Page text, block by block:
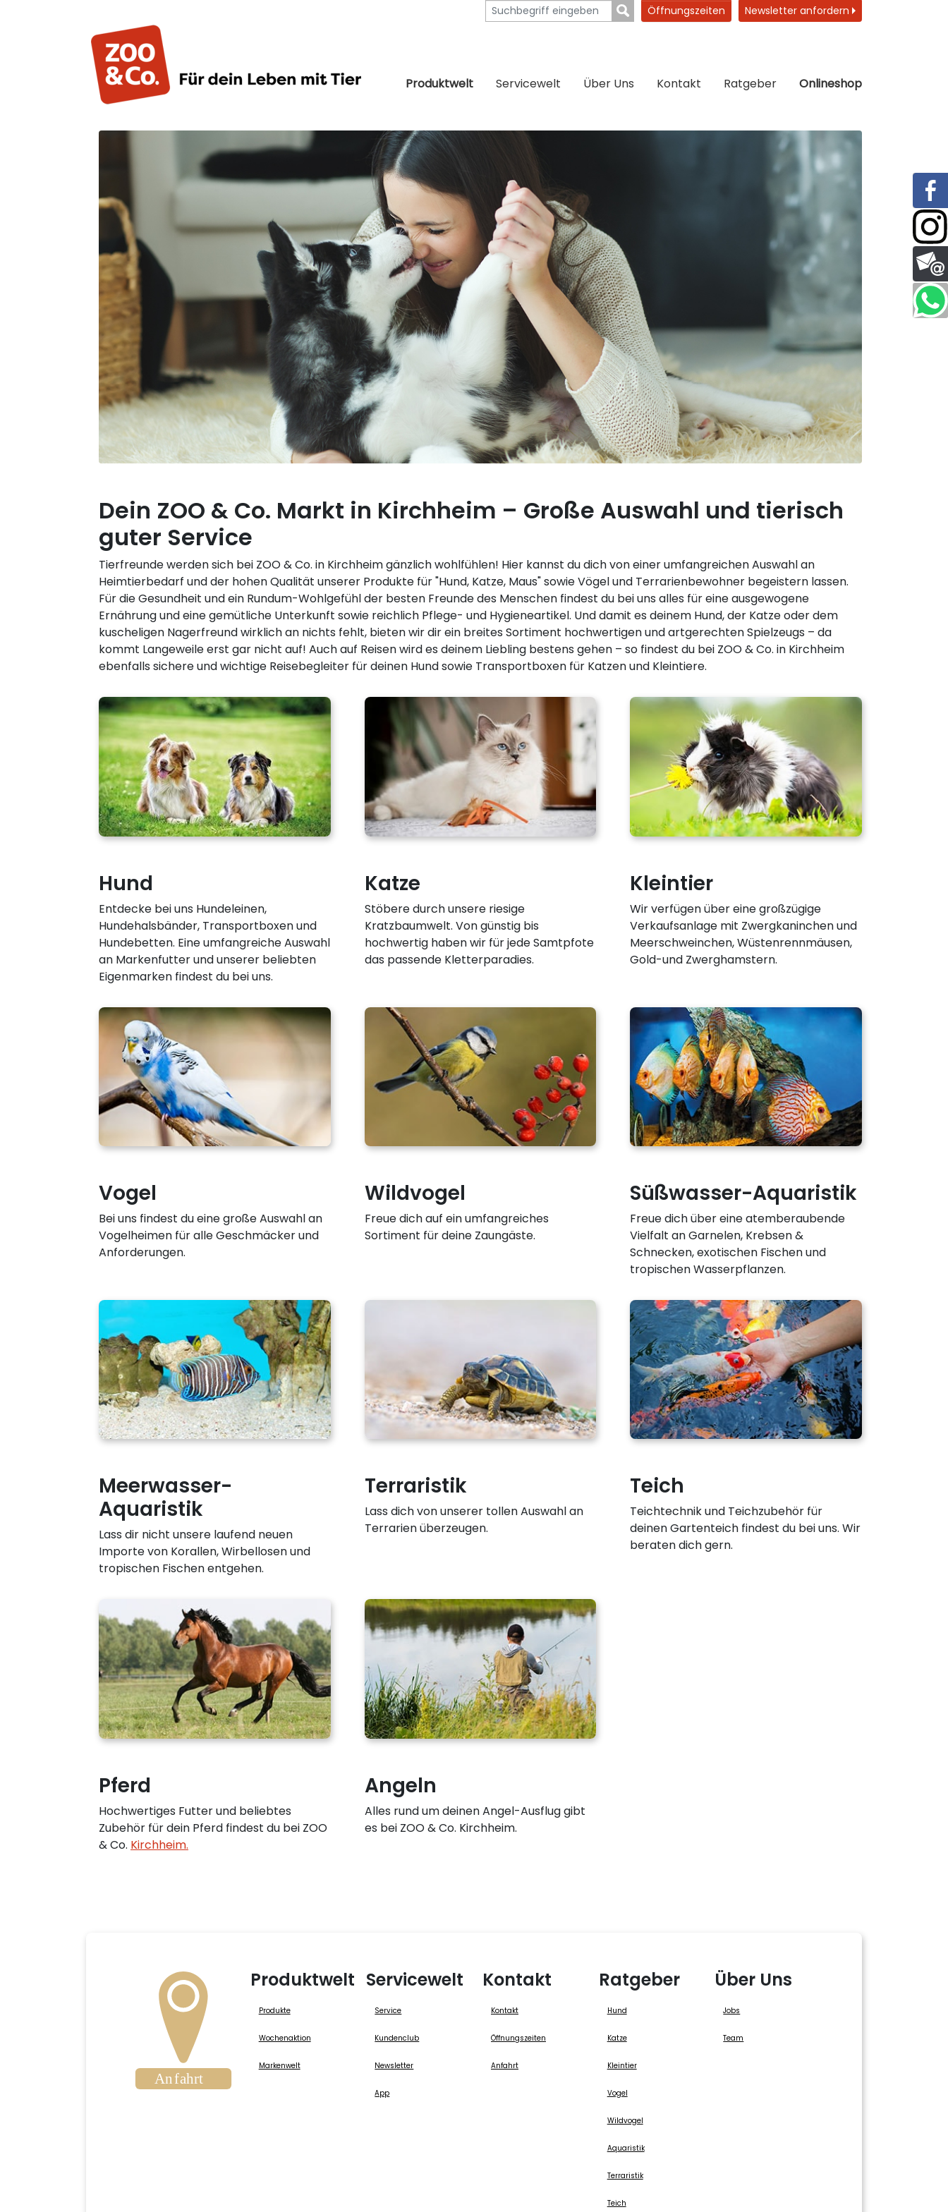
Öffnungszeiten Newsletter anfordern
Produktwelt Servicewelt Über Uns Kontakt Ratgeber Onlineshop
Dein ZOO & Co. Markt in Kirchheim – Große Auswahl und tierisch
guter Service
Tierfreunde werden sich bei ZOO & Co. in Kirchheim gänzlich wohlfühlen! Hier kannst du dich von einer umfangreichen Auswahl an
Heimtierbedarf und der hohen Qualität unserer Produkte für "Hund, Katze, Maus" sowie Vögel und Terrarienbewohner begeistern lassen.
Für die Gesundheit und ein Rundum-Wohlgefühl der besten Freunde des Menschen findest du bei uns alles für eine ausgewogene
Ernährung und eine gemütliche Unterkunft sowie reichlich Pflege- und Hygieneartikel. Und damit es deinem Hund, der Katze oder dem
kuscheligen Nagerfreund wirklich an nichts fehlt, bieten wir dir ein breites Sortiment hochwertigen und artgerechten Spielzeugs – da
kommt Langeweile erst gar nicht auf! Auch auf Reisen wird es deinem Liebling bestens gehen – so findest du bei ZOO & Co. in Kirchheim
ebenfalls sichere und wichtige Reisebegleiter für deinen Hund sowie Transportboxen für Katzen und Kleintiere.
Hund
Entdecke bei uns Hundeleinen,
Hundehalsbänder, Transportboxen und
Hundebetten. Eine umfangreiche Auswahl
an Markenfutter und unserer beliebten
Eigenmarken findest du bei uns.
Katze
Stöbere durch unsere riesige
Kratzbaumwelt. Von günstig bis
hochwertig haben wir für jede Samtpfote
das passende Kletterparadies.
Kleintier
Wir verfügen über eine großzügige
Verkaufsanlage mit Zwergkaninchen und
Meerschweinchen, Wüstenrennmäusen,
Gold-und Zwerghamstern.
Vogel
Bei uns findest du eine große Auswahl an
Vogelheimen für alle Geschmäcker und
Anforderungen.
Wildvogel
Freue dich auf ein umfangreiches
Sortiment für deine Zaungäste.
Süßwasser-Aquaristik
Freue dich über eine atemberaubende
Vielfalt an Garnelen, Krebsen &
Schnecken, exotischen Fischen und
tropischen Wasserpflanzen.
Meerwasser-
Aquaristik
Lass dir nicht unsere laufend neuen
Importe von Korallen, Wirbellosen und
tropischen Fischen entgehen.
Terraristik
Lass dich von unserer tollen Auswahl an
Terrarien überzeugen.
Teich
Teichtechnik und Teichzubehör für
deinen Gartenteich findest du bei uns. Wir
beraten dich gern.
Pferd
Hochwertiges Futter und beliebtes
Zubehör für dein Pferd findest du bei ZOO
& Co. Kirchheim.
Angeln
Alles rund um deinen Angel-Ausflug gibt
es bei ZOO & Co. Kirchheim.
Produktwelt
Produkte
Wochenaktion
Markenwelt
Servicewelt
Service
Kundenclub
Newsletter
App
Kontakt
Kontakt
Öffnungszeiten
Anfahrt
Ratgeber
Hund
Katze
Kleintier
Vogel
Wildvogel
Aquaristik
Terraristik
Teich
Über Uns
Jobs
Team